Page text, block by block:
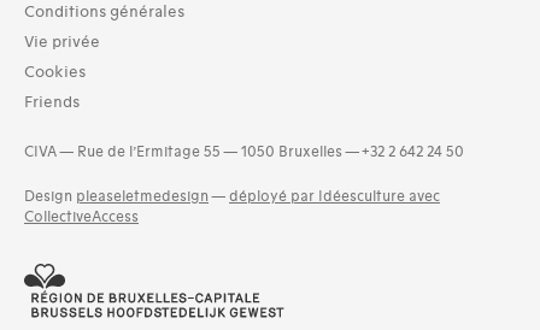
Conditions générales
Vie privée
Cookies
Friends
CIVA — Rue de l’Ermitage 55 — 1050 Bruxelles — +32 2 642 24 50
Design pleaseletmedesign — déployé par Idéesculture avec
CollectiveAccess